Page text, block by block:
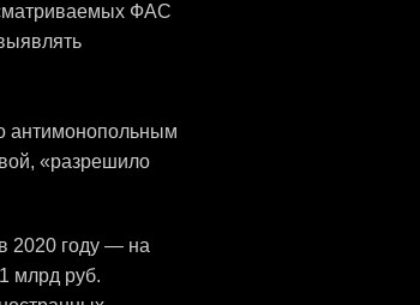
ФАС
антимонопольным
«разрешило
2020 году — на
млрд руб.